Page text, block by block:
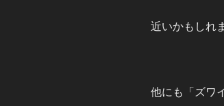
近いかもしれ
他にも「ズワ